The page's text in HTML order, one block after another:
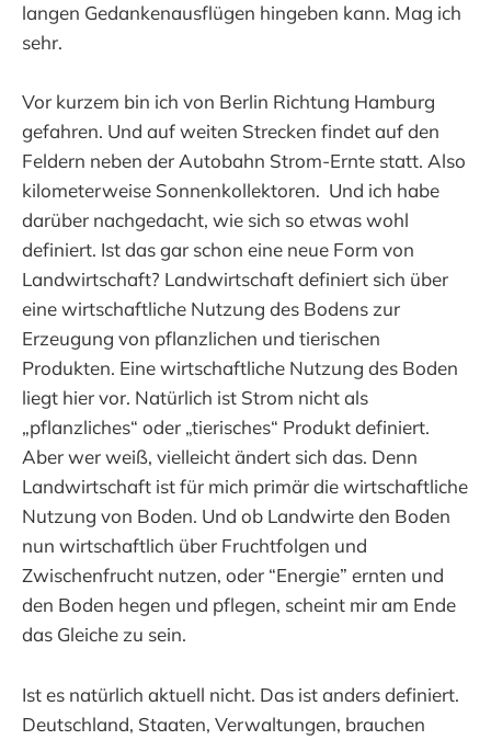
langen Gedankenausflügen hingeben kann. Mag ich
sehr.
Vor kurzem bin ich von Berlin Richtung Hamburg
gefahren. Und auf weiten Strecken findet auf den
Feldern neben der Autobahn Strom-Ernte statt. Also
kilometerweise Sonnenkollektoren. Und ich habe
darüber nachgedacht, wie sich so etwas wohl
definiert. Ist das gar schon eine neue Form von
Landwirtschaft? Landwirtschaft definiert sich über
eine wirtschaftliche Nutzung des Bodens zur
Erzeugung von pflanzlichen und tierischen
Produkten. Eine wirtschaftliche Nutzung des Boden
liegt hier vor. Natürlich ist Strom nicht als
„pflanzliches“ oder „tierisches“ Produkt definiert.
Aber wer weiß, vielleicht ändert sich das. Denn
Landwirtschaft ist für mich primär die wirtschaftliche
Nutzung von Boden. Und ob Landwirte den Boden
nun wirtschaftlich über Fruchtfolgen und
Zwischenfrucht nutzen, oder “Energie” ernten und
den Boden hegen und pflegen, scheint mir am Ende
das Gleiche zu sein.
Ist es natürlich aktuell nicht. Das ist anders definiert.
Deutschland, Staaten, Verwaltungen, brauchen